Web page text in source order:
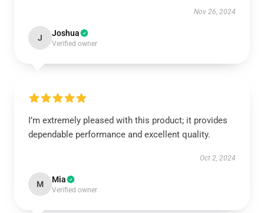
Nov 26, 2024
J Joshua
Verified owner
I’m extremely pleased with this product; it provides
dependable performance and excellent quality.
Oct 2, 2024
M Mia
Verified owner